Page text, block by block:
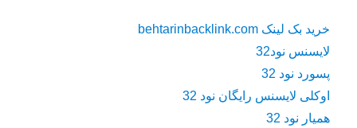
خرید بک لینک behtarinbacklink.com
لایسنس نود32
پسورد نود 32
اوکلی لایسنس رایگان نود 32
همیار نود 32